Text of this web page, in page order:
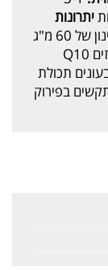
יתרונות
קו-אנזים Q10 בכמוסות צמחיות במינון של 60 מ"ג
ו-120 מ"ג הכמוסות הצמחיות מכילות קו-אנזים Q10
תכולת
בפירוק